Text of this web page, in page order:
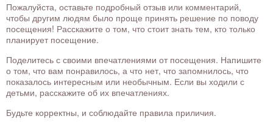
Пожалуйста, оставьте подробный отзыв или комментарий,
чтобы другим людям было проще принять решение по поводу
посещения! Расскажите о том, что стоит знать тем, кто только
планирует посещение.
Поделитесь с своими впечатлениями от посещения. Напишите
о том, что вам понравилось, а что нет, что запомнилось, что
показалось интересным или необычным. Если вы ходили с
детьми, расскажите об их впечатлениях.
Будьте корректны, и соблюдайте правила приличия.